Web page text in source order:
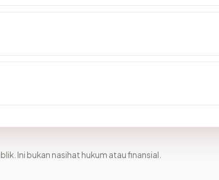
Ini bukan nasihat hukum atau finansial.